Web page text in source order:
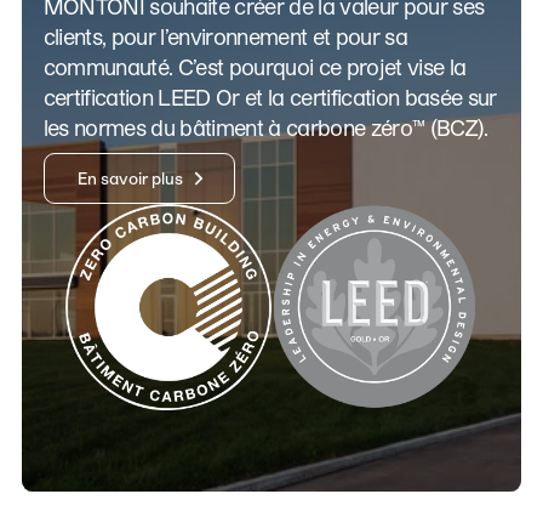
MONTONI souhaite créer de la valeur pour ses
clients, pour l’environnement et pour sa
communauté. C’est pourquoi ce projet vise la
certification LEED Or et la certification basée sur
les normes du bâtiment à carbone zéro™️ (BCZ).
En savoir plus